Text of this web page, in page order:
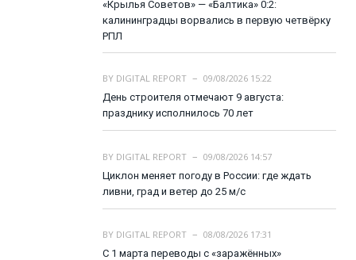
«Крылья Советов» — «Балтика» 0:2:
калининградцы ворвались в первую четвёрку
РПЛ
BY DIGITAL REPORT
09/08/2026 15:22
День строителя отмечают 9 августа:
празднику исполнилось 70 лет
BY DIGITAL REPORT
09/08/2026 14:57
Циклон меняет погоду в России: где ждать
ливни, град и ветер до 25 м/с
BY DIGITAL REPORT
08/08/2026 17:31
С 1 марта переводы с «заражённых»